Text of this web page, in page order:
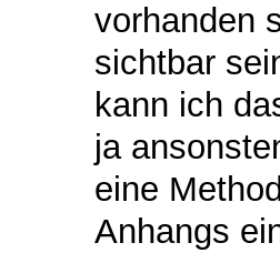
vorhanden
sichtbar
kann ich
ja
eine
Anhangs